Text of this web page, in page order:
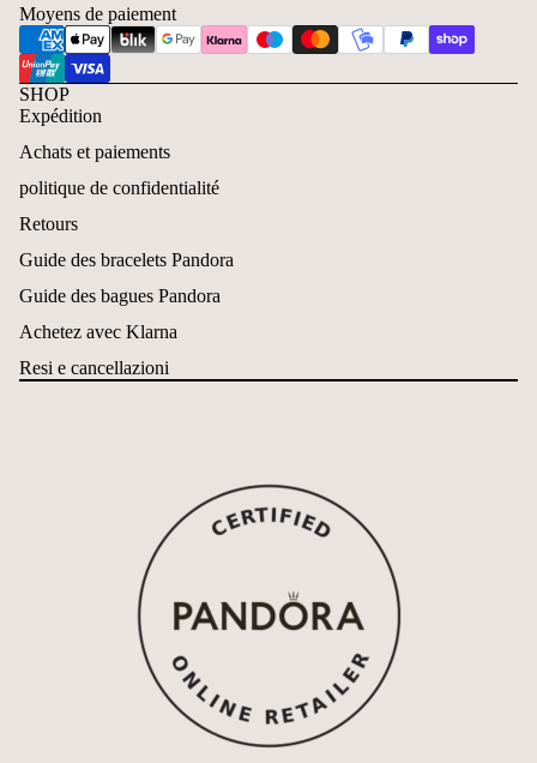
Moyens de paiement
SHOP
Expédition
Achats et paiements
politique de confidentialité
Retours
Guide des bracelets Pandora
Guide des bagues Pandora
Achetez avec Klarna
Resi e cancellazioni
Politique de remboursement